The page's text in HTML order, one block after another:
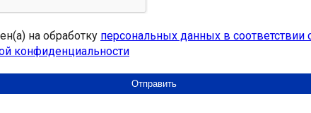
на обработку персональных данных в соответствии
конфиденциальности